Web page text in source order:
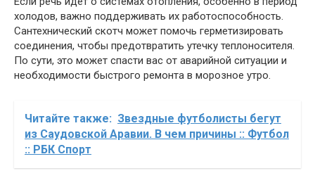
холодов, важно поддерживать их работоспособность.
Сантехнический скотч может помочь герметизировать
соединения, чтобы предотвратить утечку теплоносителя.
По сути, это может спасти вас от аварийной ситуации и
необходимости быстрого ремонта в морозное утро.
Читайте также: Звездные футболисты бегут
из Саудовской Аравии. В чем причины :: Футбол
:: РБК Спорт